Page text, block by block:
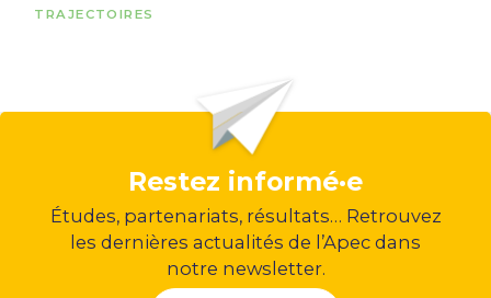
TRAJECTOIRES
Restez informé·e
Études, partenariats, résultats… Retrouvez
les dernières actualités de l’Apec dans
notre newsletter.